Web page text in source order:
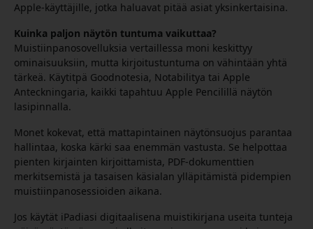
Apple-käyttäjille, jotka haluavat pitää asiat yksinkertaisina.
Kuinka paljon näytön tuntuma vaikuttaa?
Muistiinpanosovelluksia vertaillessa moni keskittyy
ominaisuuksiin, mutta kirjoitustuntuma on vähintään yhtä
tärkeä. Käytitpä Goodnotesia, Notabilitya tai Apple
Anteckningaria, kaikki tapahtuu Apple Pencilillä näytön
lasipinnalla.
Monet kokevat, että mattapintainen näytönsuojus parantaa
hallintaa, koska kärki saa enemmän vastusta. Se helpottaa
pienten kirjainten kirjoittamista, PDF-dokumenttien
merkitsemistä ja tasaisen käsialan ylläpitämistä pidempien
muistiinpanosessioiden aikana.
Jos käytät iPadiasi digitaalisena muistikirjana useita tunteja